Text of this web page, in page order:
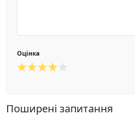
Оцінка
Поширені запитання